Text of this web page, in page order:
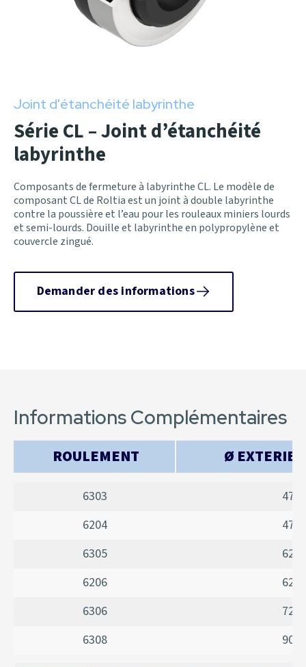
Joint d'étanchéité labyrinthe
Série CL – Joint d’étanchéité
labyrinthe
Composants de fermeture à labyrinthe CL. Le modèle de
composant CL de Roltia est un joint à double labyrinthe
contre la poussière et l’eau pour les rouleaux miniers lourds
et semi-lourds. Douille et labyrinthe en polypropylène et
couvercle zingué.
Demander des informations
Informations Complémentaires
ROULEMENT Ø
6303
47
6204
47
6305
62
6206
62
6306
72
6308
90